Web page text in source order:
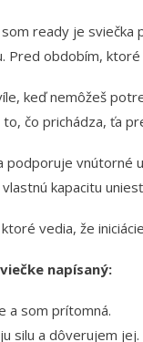
ready je
Pred obdobím,
keď nemôžeš
to, čo prichádza, ťa
podporuje vnútorné
kapacitu
ktoré vedia, že
napísaný:
a som prítomná.
silu a dôverujem jej.